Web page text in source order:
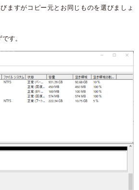
ますがコピー元とお同じものを選びましょ
す。